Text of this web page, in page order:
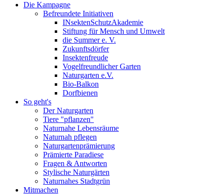
Die Kampagne
Befreundete Initiativen
INsektenSchutzAkademie
Stiftung für Mensch und Umwelt
die Summer e. V.
Zukunftsdörfer
Insektenfreude
Vogelfreundlicher Garten
Naturgarten e.V.
Bio-Balkon
Dorfbienen
So geht's
Der Naturgarten
Tiere "pflanzen"
Naturnahe Lebensräume
Naturnah pflegen
Naturgartenprämierung
Prämierte Paradiese
Fragen & Antworten
Stylische Naturgärten
Naturnahes Stadtgrün
Mitmachen